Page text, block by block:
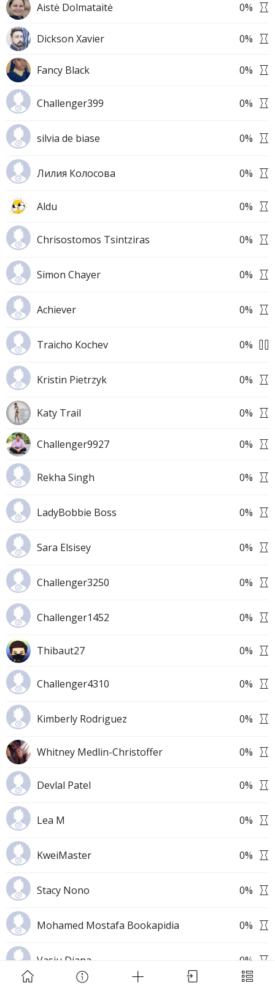
Aistė Dolmataitė 0%
Dickson Xavier 0%
Fancy Black 0%
Challenger399 0%
silvia de biase 0%
Лилия Колосова 0%
Aldu 0%
Chrisostomos Tsintziras 0%
Simon Chayer 0%
Achiever 0%
Traicho Kochev 0%
Kristin Pietrzyk 0%
Katy Trail 0%
Challenger9927 0%
Rekha Singh 0%
LadyBobbie Boss 0%
Sara Elsisey 0%
Challenger3250 0%
Challenger1452 0%
Thibaut27 0%
Challenger4310 0%
Kimberly Rodriguez 0%
Whitney Medlin-Christoffer 0%
Devlal Patel 0%
Lea M 0%
KweiMaster 0%
Stacy Nono 0%
Mohamed Mostafa Bookapidia 0%
Vasiu Diana 0%
Challenge Achieved is self-improvement social
network. Start creating challenges, set goals and
make new habits!
Skip Download App